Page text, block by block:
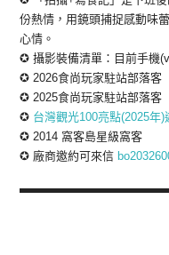
份熱情，用鏡頭捕捉感動味
心情。
✪ 攝影裝備清單：目前手機
✪ 2026食尚玩家駐站部落客
✪ 2025食尚玩家駐站部落客
✪ 台灣觀光100亮點(2025年
✪ 2014 窩客島星級窩客
✪ 廠商邀約可來信